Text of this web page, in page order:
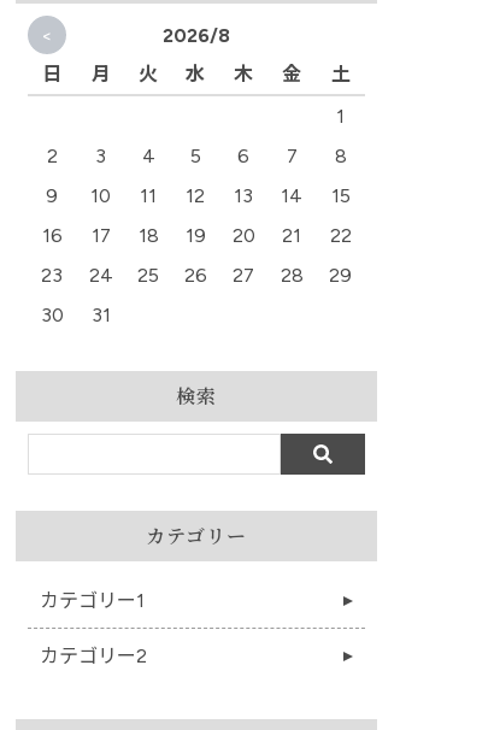
<
2026/8
日
月 火 水 木 金
土
1
2
3 4 5 6 7
8
9
10 11 12 13 14
15
16
17 18 19 20 21
22
23
24 25 26 27 28
29
30
31
検索
カテゴリー
カテゴリー1
カテゴリー2